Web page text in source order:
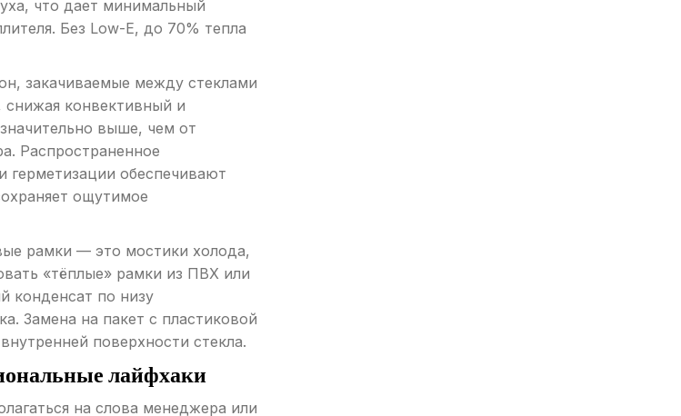
что дает минимальный
Без Low-E, до 70% тепла
закачиваемые между стеклами
конвективный и
выше, чем от
Распространенное
герметизации обеспечивают
ощутимое
рамки — это мостики холода,
«тёплые» рамки из ПВХ или
конденсат по низу
Замена на пакет с пластиковой
поверхности стекла.
лайфхаки
на слова менеджера или